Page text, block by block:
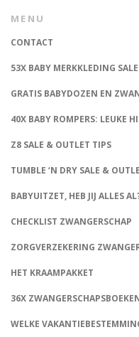
MENU
CONTACT
53X BABY MERKKLEDING
GRATIS BABYDOZEN EN
40X BABY ROMPERS: LEUKE
Z8 SALE & OUTLET TIPS
TUMBLE ‘N DRY SALE &
BABYUITZET, HEB JIJ ALLES
CHECKLIST ZWANGERSCHAP
ZORGVERZEKERING
HET KRAAMPAKKET
36X
WELKE